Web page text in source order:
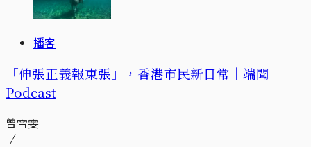
播客
「伸張正義報東張」，香港市民新日常｜端聞
Podcast
曾雪雯